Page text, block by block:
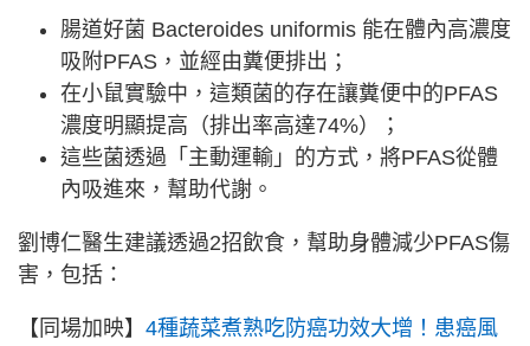
腸道好菌 Bacteroides uniformis 能在體內高濃度
吸附PFAS，並經由糞便排出；
在小鼠實驗中，這類菌的存在讓糞便中的PFAS
濃度明顯提高（排出率高達74%）；
這些菌透過「主動運輸」的方式，將PFAS從體
內吸進來，幫助代謝。
劉博仁醫生建議透過2招飲食，幫助身體減少PFAS傷
害，包括：
【同場加映】 4種蔬菜煮熟吃防癌功效大增！患癌風